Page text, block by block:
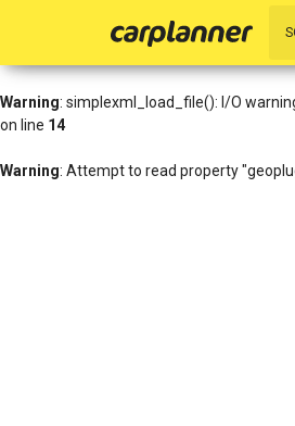
: simplexml_load_file(http://
Warning: simplexml_load_file(): I/O
on line 14
Warning: Attempt to read property